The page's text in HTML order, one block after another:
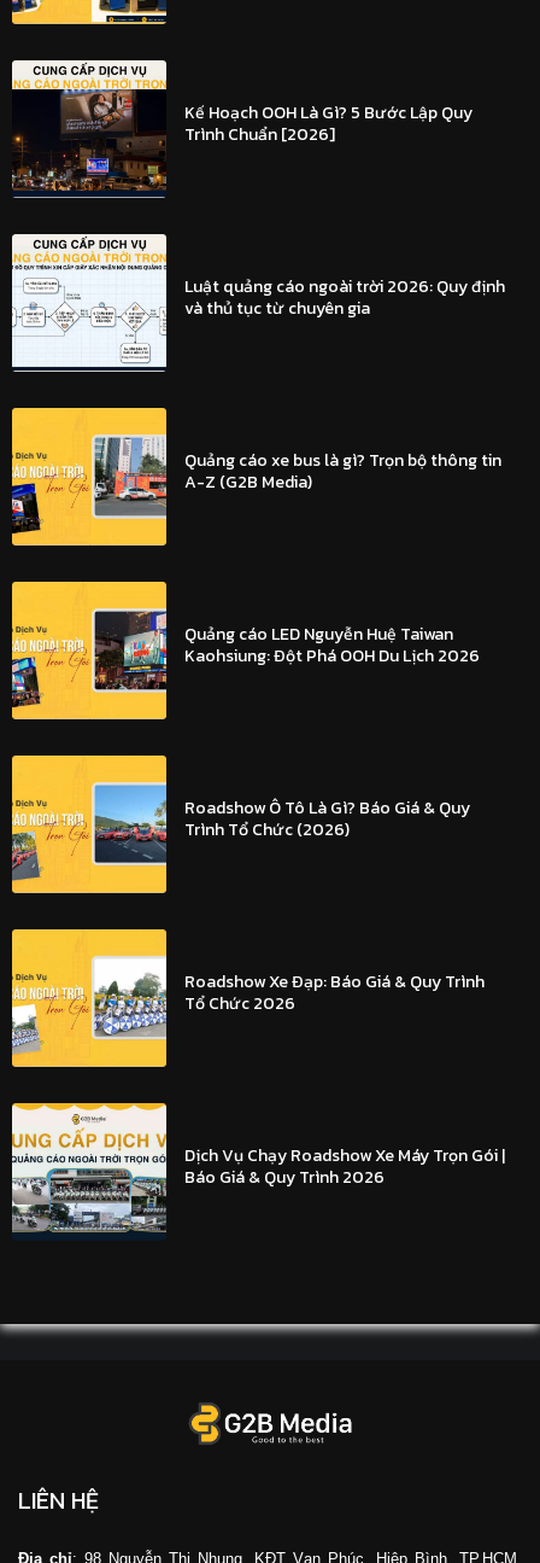
Kế Hoạch OOH Là Gì? 5 Bước Lập Quy
Trình Chuẩn [2026]
Luật quảng cáo ngoài trời 2026: Quy định
và thủ tục từ chuyên gia
Quảng cáo xe bus là gì? Trọn bộ thông tin
A-Z (G2B Media)
Quảng cáo LED Nguyễn Huệ Taiwan
Kaohsiung: Đột Phá OOH Du Lịch 2026
Roadshow Ô Tô Là Gì? Báo Giá & Quy
Trình Tổ Chức (2026)
Roadshow Xe Đạp: Báo Giá & Quy Trình
Tổ Chức 2026
Dịch Vụ Chạy Roadshow Xe Máy Trọn Gói |
Báo Giá & Quy Trình 2026
LIÊN HỆ
Địa chỉ: 98 Nguyễn Thị Nhung, KĐT Vạn Phúc, Hiệp Bình, TP.HCM,